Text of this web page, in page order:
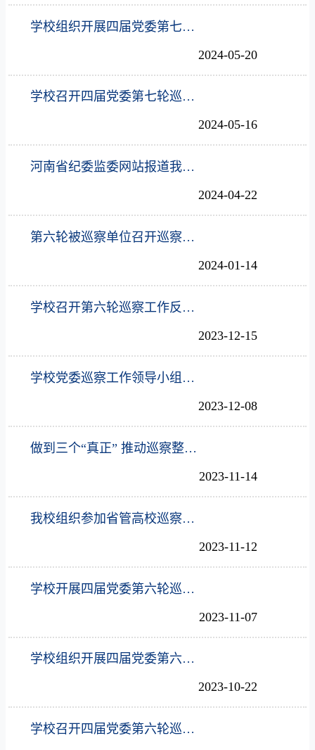
学校组织开展四届党委第七轮巡察工作培训
2024-05-20
学校召开四届党委第七轮巡察工作动员部署会
2024-05-16
河南省纪委监委网站报道我校巡察工作：“四个围绕”助推《中国共产党巡视工作条例》学习贯彻落实落细
2024-04-22
第六轮被巡察单位召开巡察整改专题民主生活会
2024-01-14
学校召开第六轮巡察工作反馈会
2023-12-15
学校党委巡察工作领导小组听取四届党委第六轮巡察工作汇报
2023-12-08
做到三个“真正” 推动巡察整改取得实效
2023-11-14
我校组织参加省管高校巡察骨干培训并作交流发言
2023-11-12
学校开展四届党委第六轮巡察中期调研督导
2023-11-07
学校组织开展四届党委第六轮巡察工作培训
2023-10-22
学校召开四届党委第六轮巡察工作动员会